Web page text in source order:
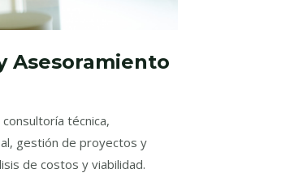
Asesoramiento
técnica,
gestión de proyectos y
de costos y viabilidad.